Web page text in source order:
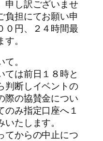
申し訳ございませ
負担にてお願い申
０円、２４時間最
。
て。
は前日１８時と
判断しイベントの
際の協賛金につい
のみ指定口座へ１
たします。
からの中止につ